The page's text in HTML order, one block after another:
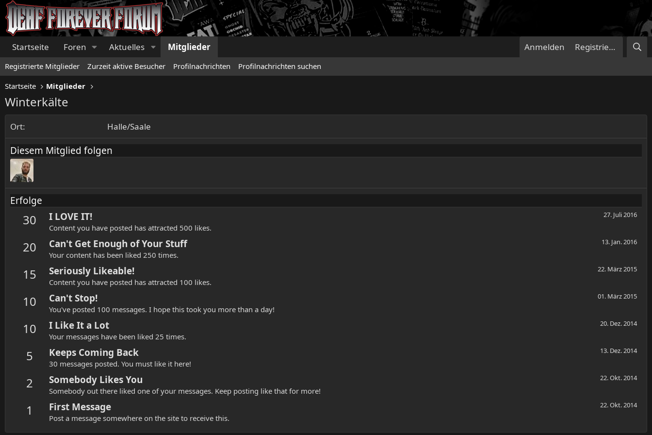
Startseite Foren Aktuelles Mitglieder Anmelden Registrieren
Registrierte Mitglieder Zurzeit aktive Besucher Profilnachrichten Profilnachrichten suchen
Startseite Mitglieder
Winterkälte
Ort Halle/Saale
Diesem Mitglied folgen
Erfolge
30 27. Juli 2016
I LOVE IT!
Content you have posted has attracted 500 likes.
20 13. Jan. 2016
Can't Get Enough of Your Stuff
Your content has been liked 250 times.
15 22. März 2015
Seriously Likeable!
Content you have posted has attracted 100 likes.
10 01. März 2015
Can't Stop!
You've posted 100 messages. I hope this took you more than a day!
10 20. Dez. 2014
I Like It a Lot
Your messages have been liked 25 times.
5 13. Dez. 2014
Keeps Coming Back
30 messages posted. You must like it here!
2 22. Okt. 2014
Somebody Likes You
Somebody out there liked one of your messages. Keep posting like that for more!
1 22. Okt. 2014
First Message
Post a message somewhere on the site to receive this.